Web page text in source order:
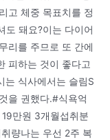
고 체중 목표치를 정
도 돼요?이는 다이어
리를 주므로 또 간에
피하는 것이 좋다고
는 식사에서는 슬림S
을 권했다.#식욕억
만원 3개월섭취분
량나는 우선 2주 복